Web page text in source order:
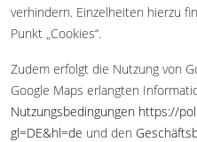
verhindern. Einzelheiten hierzu
Punkt „Cookies“.
Zudem erfolgt die Nutzung von
Google Maps erlangten
Nutzungsbedingungen https://
gl=DE&hl=de und den